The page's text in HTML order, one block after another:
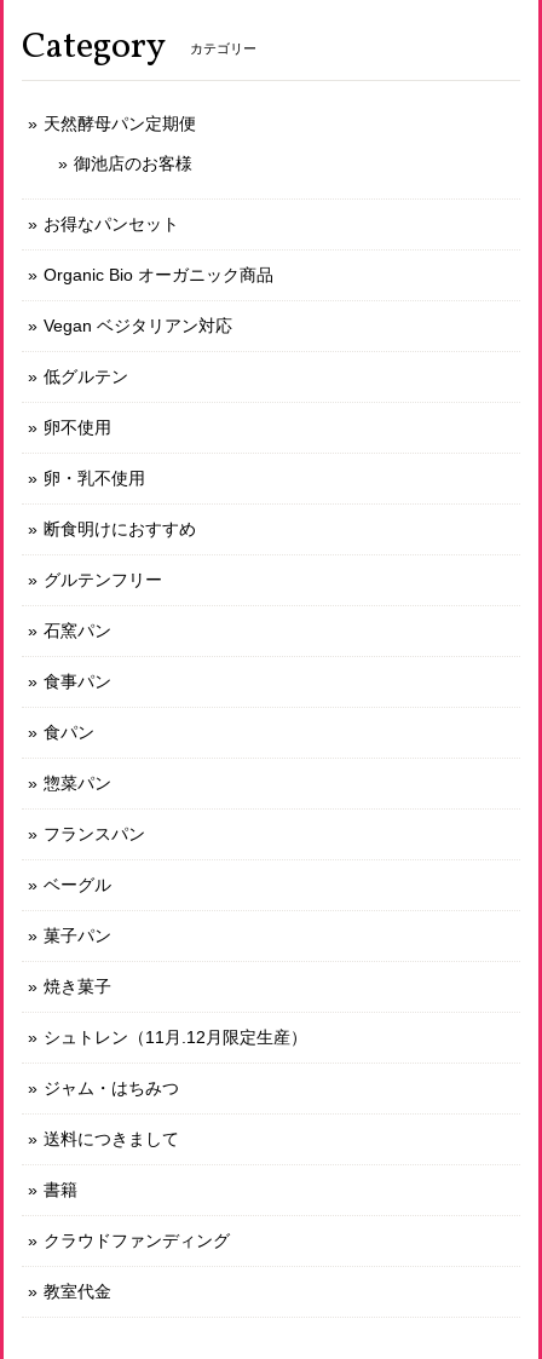
2026/07/17
いつもの低グルテンのを購入したいのですが、この蒸し暑さ
有機スペルト小麦のみ使用 古代小麦パべ小
2026/07/12
回初めて購入しました。そのまま何もつけずに食べても美味
軽くトーストしていただき、大変贅沢な時間を過ごすことが
を作っていただいていることに感謝です。
素敵なコメントをいただき、本当にありがとう
ございます😊！ 貴重な、100%自然栽培の古代
小麦を苦労して手に入れていまして大変励みに
なります。 今後も頑張ってまいります。
しばらく小麦のパンを避けていまして、古代小麦のパンを今
回初めて購入しました。そのまま何もつけずに食べても美味
しく、これが素材の味なんだな、と感動しました。その後、
軽くトーストしていただき、大変贅沢な時間を過ごすことが
できました。まさに”命のパン”、このような素晴らしいパン
を作っていただいていることに感謝です。
オーガニックシュガーの天然酵母メロンパン
2026/07/08
Category カテゴリー
天然酵母パン定期便
御池店のお客様
お得なパンセット
Organic Bio オーガニック商品
Vegan ベジタリアン対応
低グルテン
卵不使用
卵・乳不使用
断食明けにおすすめ
グルテンフリー
石窯パン
食事パン
食パン
惣菜パン
フランスパン
ベーグル
菓子パン
焼き菓子
シュトレン（11月.12月限定生産）
ジャム・はちみつ
送料につきまして
書籍
クラウドファンディング
教室代金